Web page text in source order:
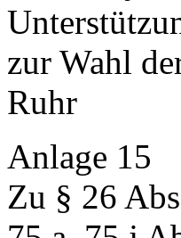
zur Wahl
Ruhr
Anlage 15
Zu § 26